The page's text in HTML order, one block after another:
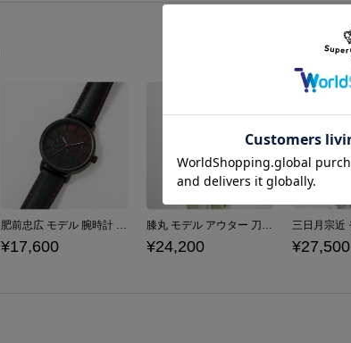
肥前忠広 モデル 腕時計 刀剣乱舞ONLINE
¥17,600
膝丸 モデル アウター 刀剣乱舞ONLINE
¥24,200 ¥27,500